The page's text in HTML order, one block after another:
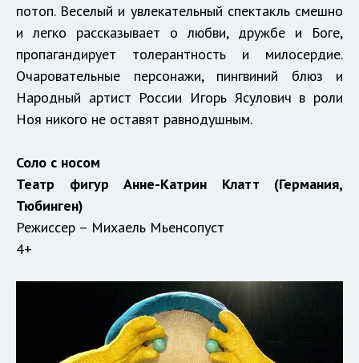
потоп. Веселый и увлекательный спектакль смешно
и легко рассказывает о любви, дружбе и Боге,
пропагандирует толерантность и милосердие.
Очаровательные персонажи, пингвиний блюз и
Народный артист России Игорь Ясулович в роли
Ноя никого не оставят равнодушным.
Соло с носом
Театр фигур Анне-Катрин Клатт (Германия,
Тюбинген)
Режиссер – Михаель Мьенсопуст
4+